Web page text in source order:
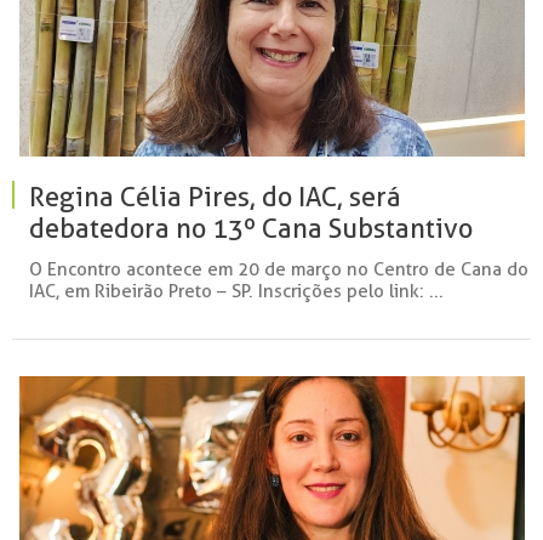
Regina Célia Pires, do IAC, será
debatedora no 13º Cana Substantivo
Feminino
O Encontro acontece em 20 de março no Centro de Cana do
IAC, em Ribeirão Preto – SP. Inscrições pelo link: ...